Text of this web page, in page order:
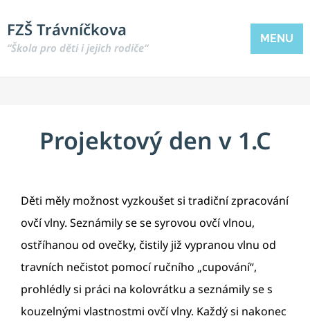
FZŠ Trávníčkova
“Škola pro děti i jejich rodiče“
MENU
Projektový den v 1.C
Děti měly možnost vyzkoušet si tradiční zpracování
ovčí vlny. Seznámily se se syrovou ovčí vlnou,
ostříhanou od ovečky, čistily již vypranou vlnu od
travních nečistot pomocí ručního „cupování“,
prohlédly si práci na kolovrátku a seznámily se s
kouzelnými vlastnostmi ovčí vlny. Každý si nakonec